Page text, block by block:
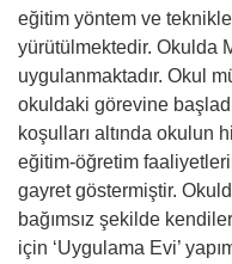
eğitim yöntem ve
yürütülmektedir. Okulda
uygulanmaktadır. Okul
okuldaki görevine
koşulları altında okulun
eğitim-öğretim
gayret göstermiştir.
bağımsız şekilde
için ‘Uygulama Evi’